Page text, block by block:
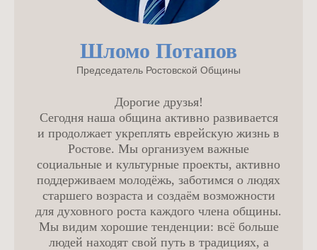
Шломо Потапов
Председатель Ростовской Общины
Дорогие друзья!
Сегодня наша община активно развивается
и продолжает укреплять еврейскую жизнь в
Ростове. Мы организуем важные
социальные и культурные проекты, активно
поддерживаем молодёжь, заботимся о людях
старшего возраста и создаём возможности
для духовного роста каждого члена общины.
Мы видим хорошие тенденции: всё больше
людей находят свой путь в традициях, а